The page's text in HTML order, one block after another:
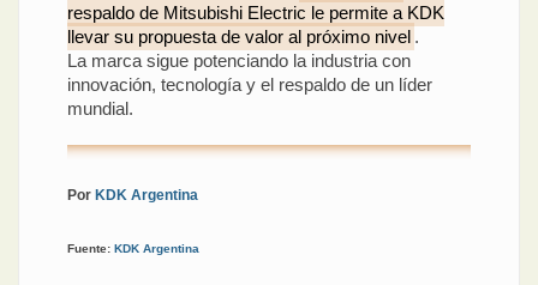
respaldo de Mitsubishi Electric le permite a KDK
llevar su propuesta de valor al próximo nivel .
La marca sigue potenciando la industria con
innovación, tecnología y el respaldo de un líder
mundial.
Por KDK Argentina
Fuente: KDK Argentina